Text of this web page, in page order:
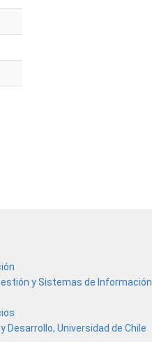
y Sistemas de Información
Universidad de Chile